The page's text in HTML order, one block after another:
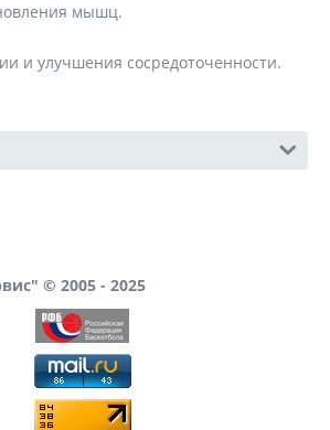
мышц.
и улучшения сосредоточенности.
© 2005 - 2025